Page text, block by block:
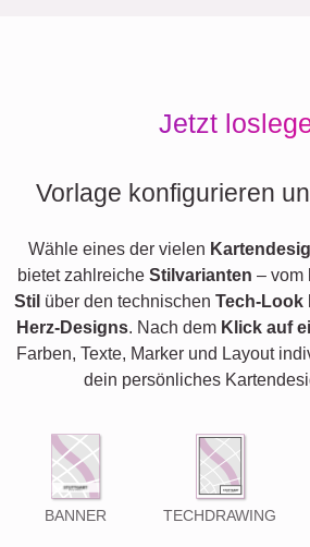
Jetzt
Vorlage konfigurieren
Wähle eines der vielen
bietet zahlreiche Stilvarianten – vom
Stil über den technischen Tech-Look
Herz-Designs. Nach dem Klick auf
Farben, Texte, Marker und Layout
dein persönliches
BANNER TECHDRAWING